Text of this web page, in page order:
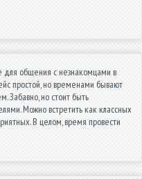
для общения с незнакомцами в
простой, но временами бывают
Забавно, но стоит быть
Можно встретить как классных
В целом, время провести